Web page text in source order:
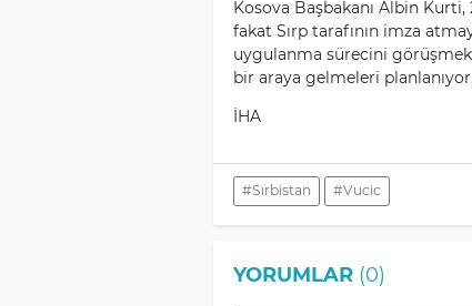
Kosova Başbakanı Albin
fakat Sırp tarafının imza
uygulanma sürecini
bir araya gelmeleri planlanıyor.
İHA
#Sırbistan #Vucic
YORUMLAR(0)